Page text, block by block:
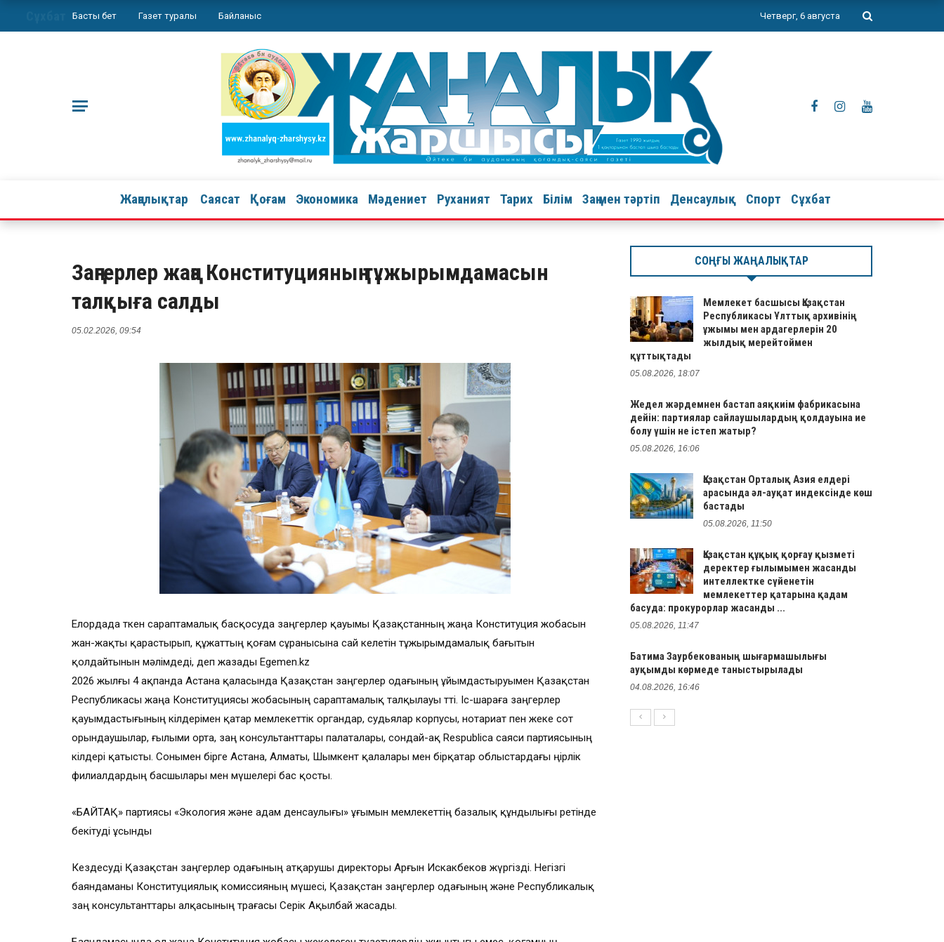
Басты бет Газет туралы Байланыс Четверг, 6 августа
Жаңалықтар Саясат Қоғам Экономика Мәдениет Руханият Тарих Білім Заң мен тәртіп Денсаулық Спорт Сұхбат
Заңгерлер жаңа Конституцияның тұжырымдамасын
талқыға салды
05.02.2026, 09:54
Елордада өткен сараптамалық басқосуда заңгерлер қауымы Қазақстанның жаңа Конституция жобасын
жан-жақты қарастырып, құжаттың қоғам сұранысына сай келетін тұжырымдамалық бағытын
қолдайтынын мәлімдеді, деп жазады Egemen.kz
2026 жылғы 4 ақпанда Астана қаласында Қазақстан заңгерлер одағының ұйымдастыруымен Қазақстан
Республикасы жаңа Конституциясы жобасының сараптамалық талқылауы өтті. Іс-шараға заңгерлер
қауымдастығының өкілдерімен қатар мемлекеттік органдар, судьялар корпусы, нотариат пен жеке сот
орындаушылар, ғылыми орта, заң консультанттары палаталары, сондай-ақ Respublica саяси партиясының
өкілдері қатысты. Сонымен бірге Астана, Алматы, Шымкент қалалары мен бірқатар облыстардағы өңірлік
филиалдардың басшылары мен мүшелері бас қосты.
«БАЙТАҚ» партиясы «Экология және адам денсаулығы» ұғымын мемлекеттің базалық құндылығы ретінде
бекітуді ұсынды
Кездесуді Қазақстан заңгерлер одағының атқарушы директоры Арғын Искакбеков жүргізді. Негізгі
баяндаманы Конституциялық комиссияның мүшесі, Қазақстан заңгерлер одағының және Республикалық
заң консультанттары алқасының төрағасы Серік Ақылбай жасады.
СОҢҒЫ ЖАҢАЛЫҚТАР
Мемлекет басшысы Қазақстан
Республикасы Ұлттық архивінің
ұжымы мен ардагерлерін 20
жылдық мерейтоймен
құттықтады
05.08.2026, 18:07
Жедел жәрдемнен бастап аяқкиім фабрикасына
дейін: партиялар сайлаушылардың қолдауына ие
болу үшін не істеп жатыр?
05.08.2026, 16:06
Қазақстан Орталық Азия елдері
арасында әл-ауқат индексінде көш
бастады
05.08.2026, 11:50
Қазақстан құқық қорғау қызметі
деректер ғылымымен жасанды
интеллектке сүйенетін
мемлекеттер қатарына қадам
басуда: прокурорлар жасанды ...
05.08.2026, 11:47
Батима Заурбекованың шығармашылығы
ауқымды көрмеде таныстырылады
04.08.2026, 16:46